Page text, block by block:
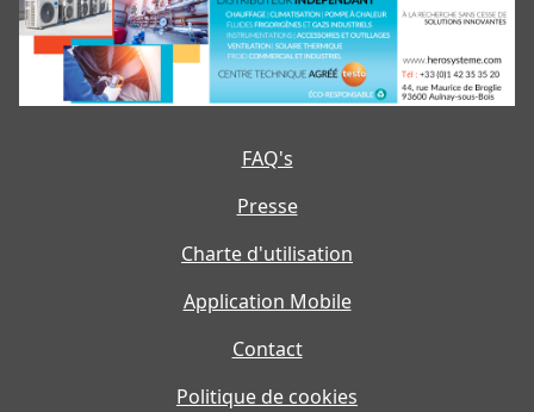
FAQ's
Presse
Charte d'utilisation
Application Mobile
Contact
Politique de cookies